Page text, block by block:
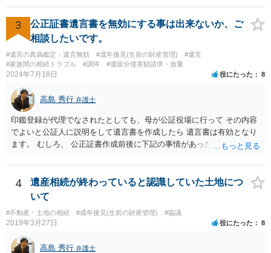
3
公正証書遺言書を無効にする事は出来ないか、ご
相談したいです。
#遺言の真偽鑑定・遺言無効 #成年後見(生前の財産管理)
#遺言
#家族間の相続トラブル
#調停 #遺留分侵害額請求・放棄
2024年7月18日 役にたった 8
高島 秀行 弁護士
印鑑登録が代理でなされたとしても、母が公証役場に行って その内容
でよいと公証人に説明をして遺言書を作成したら 遺言書は有効となり
ます。 むしろ、 公正証書作成前後に下記の事情があったことが証明で
月に携帯が新しくなった母からの第一声は「ここにいたら殺される」
「面会に来てくれ」で、長男に聞くと「面会は出来ない。俺は携帯電
話の使い方を教える為に会っている」「母の話は聞かなくて良い」と
電話が切れました。その後の電話でも「食事に毒が入っている」「体
にチップが埋められている」等、おかしかったです。 当時の診療記
録、介護認定の資料、介護記録を取得して 弁護士に面談で相談された
方がよいと思います。
4
遺産相続が終わっていると認識していた土地につ
いて
#不動産・土地の相続 #成年後見(生前の財産管理) #協議
2019年3月27日 役にたった 8
高島 秀行 弁護士